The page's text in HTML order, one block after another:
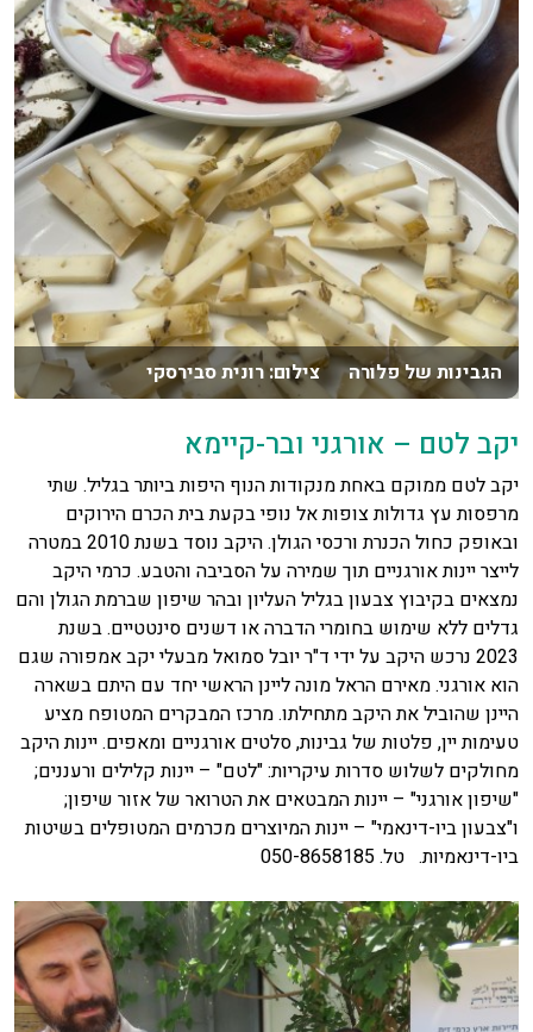
הגבינות של פלורה צילום: רונית סבירסקי
יקב לטם – אורגני ובר-קיימא
יקב לטם ממוקם באחת מנקודות הנוף היפות ביותר בגליל. שתי
מרפסות עץ גדולות צופות אל נופי בקעת בית הכרם הירוקים
ובאופק כחול הכנרת ורכסי הגולן. היקב נוסד בשנת 2010 במטרה
לייצר יינות אורגניים תוך שמירה על הסביבה והטבע. כרמי היקב
נמצאים בקיבוץ צבעון בגליל העליון ובהר שיפון שברמת הגולן והם
גדלים ללא שימוש בחומרי הדברה או דשנים סינטטיים. בשנת
2023 נרכש היקב על ידי ד"ר יובל סמואל מבעלי יקב אמפורה שגם
הוא אורגני. מאירם הראל מונה ליינן הראשי יחד עם היתם בשארה
היינן שהוביל את היקב מתחילתו. מרכז המבקרים המטופח מציע
טעימות יין, פלטות של גבינות, סלטים אורגניים ומאפים. יינות היקב
מחולקים לשלוש סדרות עיקריות: "לטם" – יינות קלילים ורעננים;
"שיפון אורגני" – יינות המבטאים את הטרואר של אזור שיפון;
ו"צבעון ביו-דינאמי" – יינות המיוצרים מכרמים המטופלים בשיטות
ביו-דינאמיות. טל. 050-8658185